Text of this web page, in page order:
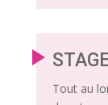
Tout au